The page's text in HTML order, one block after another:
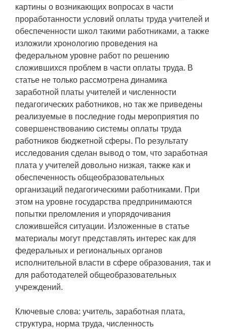
картины о возникающих вопросах в части
проработанности условий оплаты труда учителей и
обеспеченности школ такими работниками, а также
изложили хронологию проведения на
федеральном уровне работ по решению
сложившихся проблем в части оплаты труда. В
статье не только рассмотрена динамика
заработной платы учителей и численности
педагогических работников, но так же приведены
реализуемые в последние годы мероприятия по
совершенствованию системы оплаты труда
работников бюджетной сферы. По результату
исследования сделан вывод о том, что заработная
плата у учителей довольно низкая, также как и
обеспеченность общеобразовательных
организаций педагогическими работниками. При
этом на уровне государства предпринимаются
попытки преломления и упорядочивания
сложившейся ситуации. Изложенные в статье
материалы могут представлять интерес как для
федеральных и региональных органов
исполнительной власти в сфере образования, так и
для работодателей общеобразовательных
учреждений.
Ключевые слова: учитель, заработная плата,
структура, норма труда, численность